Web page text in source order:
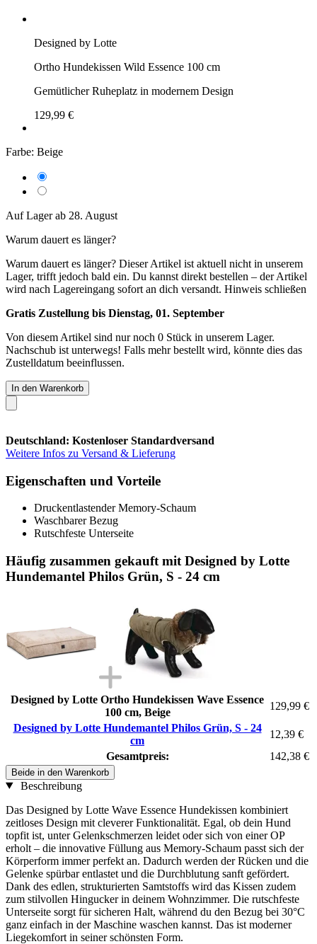
Designed by Lotte
Ortho Hundekissen Wild Essence 100 cm
Gemütlicher Ruheplatz in modernem Design
129,99 €
Farbe: Beige
Auf Lager ab 28. August
Warum dauert es länger?
Warum dauert es länger? Dieser Artikel ist aktuell nicht in unserem
Lager, trifft jedoch bald ein. Du kannst direkt bestellen – der Artikel
wird nach Lagereingang sofort an dich versandt. Hinweis schließen
Gratis Zustellung bis Dienstag, 01. September
Von diesem Artikel sind nur noch 0 Stück in unserem Lager.
Nachschub ist unterwegs! Falls mehr bestellt wird, könnte dies das
Zustelldatum beeinflussen.
In den Warenkorb
Deutschland: Kostenloser Standardversand
Weitere Infos zu Versand & Lieferung
Eigenschaften und Vorteile
Druckentlastender Memory-Schaum
Waschbarer Bezug
Rutschfeste Unterseite
Häufig zusammen gekauft mit Designed by Lotte
Hundemantel Philos Grün, S - 24 cm
Designed by Lotte Ortho Hundekissen Wave Essence
100 cm, Beige
129,99 €
Designed by Lotte Hundemantel Philos Grün, S - 24
cm
12,39 €
Gesamtpreis:
142,38 €
Beide in den Warenkorb
Beschreibung
Das Designed by Lotte Wave Essence Hundekissen kombiniert
zeitloses Design mit cleverer Funktionalität. Egal, ob dein Hund
topfit ist, unter Gelenkschmerzen leidet oder sich von einer OP
erholt – die innovative Füllung aus Memory-Schaum passt sich der
Körperform immer perfekt an. Dadurch werden der Rücken und die
Gelenke spürbar entlastet und die Durchblutung sanft gefördert.
Dank des edlen, strukturierten Samtstoffs wird das Kissen zudem
zum stilvollen Hingucker in deinem Wohnzimmer. Die rutschfeste
Unterseite sorgt für sicheren Halt, während du den Bezug bei 30°C
ganz einfach in der Maschine waschen kannst. Das ist moderner
Liegekomfort in seiner schönsten Form.